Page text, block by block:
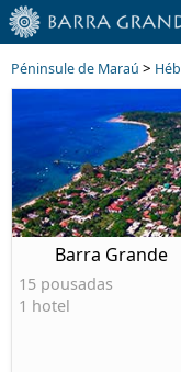
Péninsule de Maraú >
Barra Grande
15 pousadas
1 hotel